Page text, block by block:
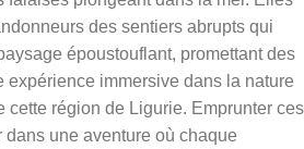
des sentiers abrupts qui
époustouflant, promettant des
expérience immersive dans la nature
cette région de Ligurie. Emprunter ces
dans une aventure où chaque